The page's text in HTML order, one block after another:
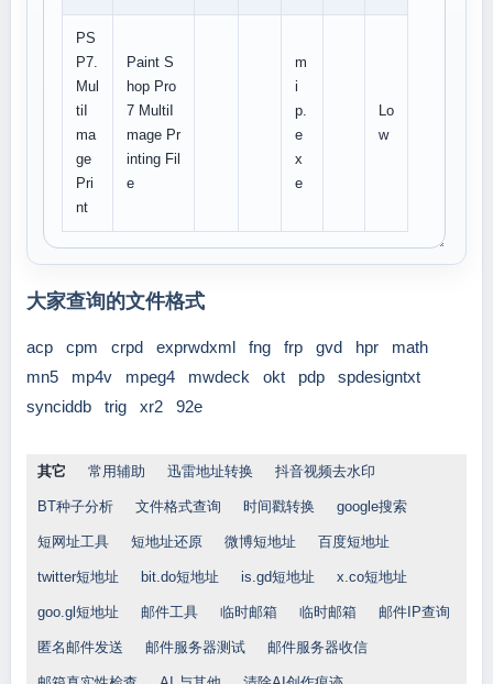
PS
P7.
Mul
tiI
ma
ge
Pri
nt
Paint S
hop Pro
7 MultiI
mage Pr
inting Fil
e
m
i
p.
e
x
e
Lo
w
大家查询的文件格式
acp cpm crpd exprwdxml fng frp gvd hpr
math
mn5
mp4v mpeg4 mwdeck okt pdp
spdesigntxt
synciddb
trig xr2 92e
其它 常用辅助 迅雷地址转换 抖音视频去水印
BT种子分析 文件格式查询 时间戳转换 google搜索
短网址工具 短地址还原 微博短地址 百度短地址
twitter短地址 bit.do短地址 is.gd短地址 x.co短地址
goo.gl短地址 邮件工具 临时邮箱 临时邮箱 邮件IP查询
匿名邮件发送 邮件服务器测试 邮件服务器收信